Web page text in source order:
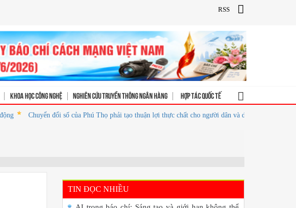
RSS
Khoa học Công nghệ Nghiên cứu truyền thông ngân hàng Hợp tác quốc tế
Chuyển đổi số của Phú Thọ phải tạo thuận lợi thực chất cho người dân và doanh nghiệp
TIN ĐỌC NHIỀU